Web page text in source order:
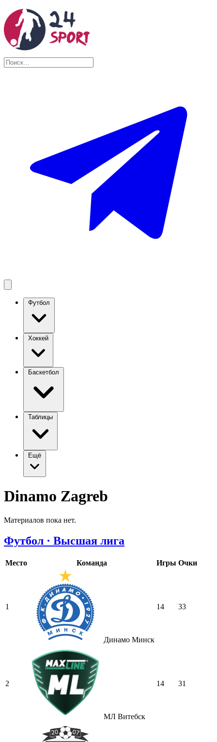
Футбол
Хоккей
Баскетбол
Таблицы
Ещё
Dinamo Zagreb
Материалов пока нет.
Футбол · Высшая лига
Место Команда Игры Очки
1
Динамо Минск
14 33
2
МЛ Витебск
14 31